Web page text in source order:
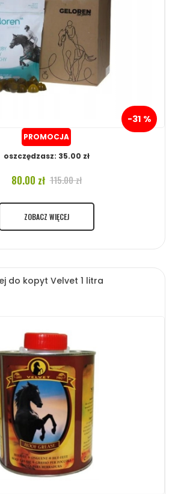
PROMOCJA
-31 %
oszczędzasz: 35.00 zł
80.00 zł 115.00 zł
ZOBACZ WIĘCEJ
do kopyt Velvet 1 litra